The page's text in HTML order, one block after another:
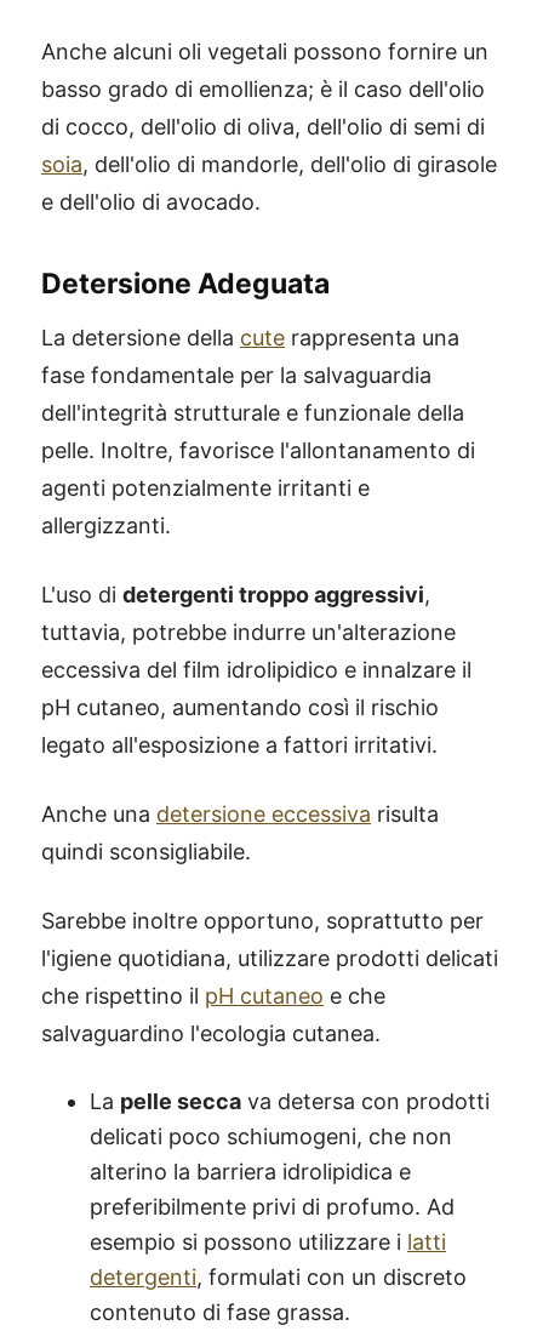
Anche alcuni oli vegetali possono fornire un
basso grado di emollienza; è il caso dell'olio
di cocco, dell'olio di oliva, dell'olio di semi di
soia, dell'olio di mandorle, dell'olio di girasole
e dell'olio di avocado.
Detersione Adeguata
La detersione della cute rappresenta una
fase fondamentale per la salvaguardia
dell'integrità strutturale e funzionale della
pelle. Inoltre, favorisce l'allontanamento di
agenti potenzialmente irritanti e
allergizzanti.
L'uso di detergenti troppo aggressivi,
tuttavia, potrebbe indurre un'alterazione
eccessiva del film idrolipidico e innalzare il
pH cutaneo, aumentando così il rischio
legato all'esposizione a fattori irritativi.
Anche una detersione eccessiva risulta
quindi sconsigliabile.
Sarebbe inoltre opportuno, soprattutto per
l'igiene quotidiana, utilizzare prodotti delicati
che rispettino il pH cutaneo e che
salvaguardino l'ecologia cutanea.
La pelle secca va detersa con prodotti
delicati poco schiumogeni, che non
alterino la barriera idrolipidica e
preferibilmente privi di profumo. Ad
esempio si possono utilizzare i latti
detergenti, formulati con un discreto
contenuto di fase grassa.